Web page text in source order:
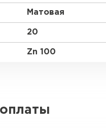
Матовая
20
Zn 100